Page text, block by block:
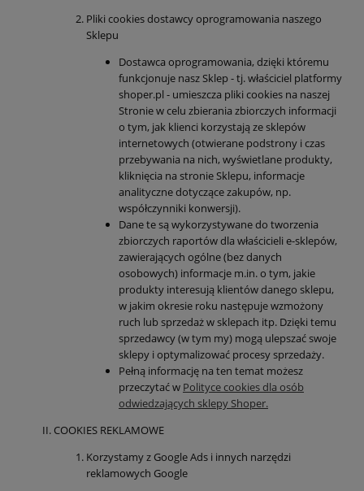
Pliki cookies dostawcy oprogramowania naszego
Sklepu
Dostawca oprogramowania, dzięki któremu
funkcjonuje nasz Sklep - tj. właściciel platformy
shoper.pl - umieszcza pliki cookies na naszej
Stronie w celu zbierania zbiorczych informacji
o tym, jak klienci korzystają ze sklepów
internetowych (otwierane podstrony i czas
przebywania na nich, wyświetlane produkty,
kliknięcia na stronie Sklepu, informacje
analityczne dotyczące zakupów, np.
współczynniki konwersji).
Dane te są wykorzystywane do tworzenia
zbiorczych raportów dla właścicieli e-sklepów,
zawierających ogólne (bez danych
osobowych) informacje m.in. o tym, jakie
produkty interesują klientów danego sklepu,
w jakim okresie roku następuje wzmożony
ruch lub sprzedaż w sklepach itp. Dzięki temu
sprzedawcy (w tym my) mogą ulepszać swoje
sklepy i optymalizować procesy sprzedaży.
Pełną informację na ten temat możesz
przeczytać w Polityce cookies dla osób
odwiedzających sklepy Shoper.
COOKIES REKLAMOWE
Korzystamy z Google Ads i innych narzędzi
reklamowych Google